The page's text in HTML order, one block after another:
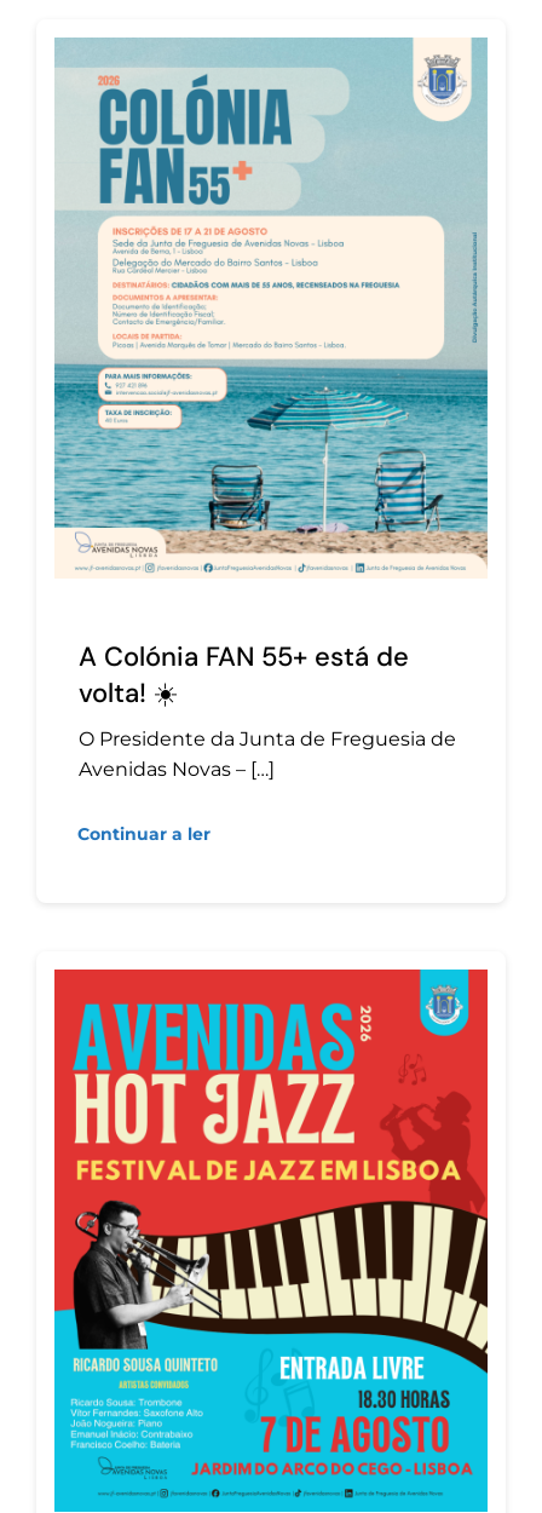
A Colónia FAN 55+ está de
volta! ☀️
O Presidente da Junta de Freguesia de
Avenidas Novas – […]
Continuar a ler